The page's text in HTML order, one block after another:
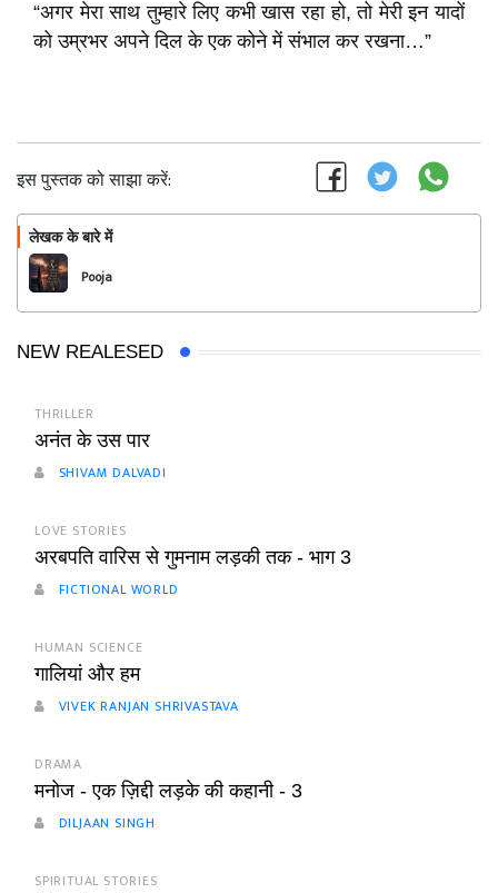
“अगर मेरा साथ तुम्हारे लिए कभी खास रहा हो, तो मेरी इन यादों
को उम्रभर अपने दिल के एक कोने में संभाल कर रखना…”
इस पुस्तक को साझा करें:
लेखक के बारे में
Pooja
NEW REALESED
THRILLER
अनंत के उस पार
SHIVAM DALVADI
LOVE STORIES
अरबपति वारिस से गुमनाम लड़की तक - भाग 3
FICTIONAL WORLD
HUMAN SCIENCE
गालियां और हम
VIVEK RANJAN SHRIVASTAVA
DRAMA
मनोज - एक ज़िद्दी लड़के की कहानी - 3
DILJAAN SINGH
SPIRITUAL STORIES